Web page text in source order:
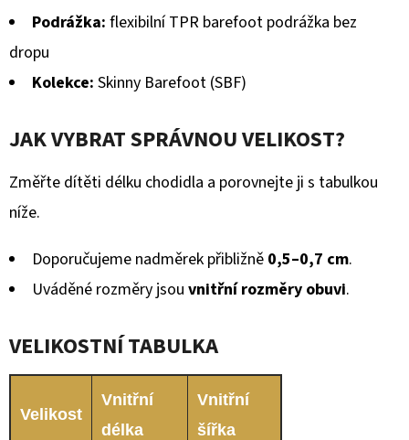
Podrážka: flexibilní TPR barefoot podrážka bez
dropu
Kolekce: Skinny Barefoot (SBF)
JAK VYBRAT SPRÁVNOU VELIKOST?
Změřte dítěti délku chodidla a porovnejte ji s tabulkou
níže.
Doporučujeme nadměrek přibližně 0,5–0,7 cm.
Uváděné rozměry jsou vnitřní rozměry obuvi.
VELIKOSTNÍ TABULKA
Velikost
Vnitřní
délka
Vnitřní
šířka